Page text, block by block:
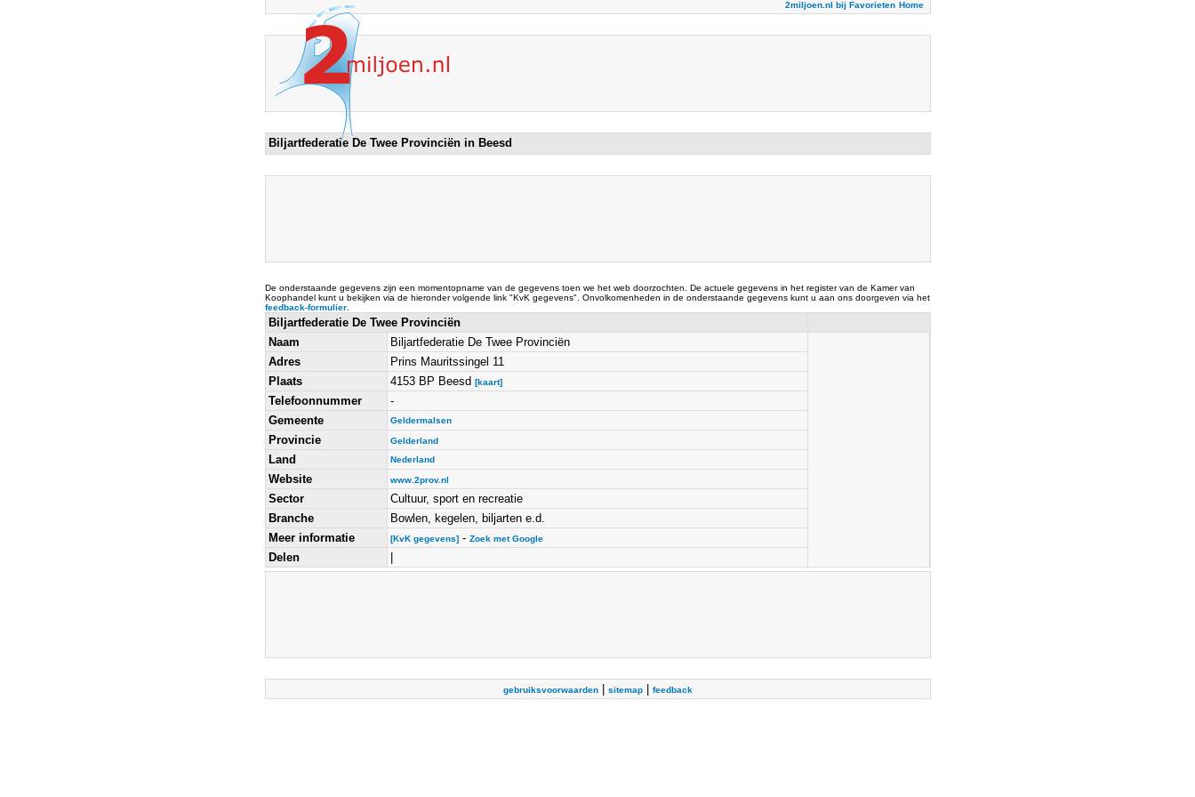
2miljoen.nl bij Favorieten Home
Biljartfederatie De Twee Provinciën in Beesd
De onderstaande gegevens zijn een momentopname van de gegevens toen we het web doorzochten. De actuele gegevens in het register van de Kamer van
Koophandel kunt u bekijken via de hieronder volgende link "KvK gegevens". Onvolkomenheden in de onderstaande gegevens kunt u aan ons doorgeven via het
feedback-formulier.
Biljartfederatie De Twee Provinciën
Naam
Biljartfederatie De Twee Provinciën
Adres
Prins Mauritssingel 11
Plaats
4153 BP Beesd [kaart]
Telefoonnummer
-
Gemeente
Geldermalsen
Provincie Gelderland
Land Nederland
Website www.2prov.nl
Sector
Cultuur, sport en recreatie
Branche
Bowlen, kegelen, biljarten e.d.
Meer informatie
[KvK gegevens]- Zoek met Google
Delen
gebruiksvoorwaarden| sitemap| feedback